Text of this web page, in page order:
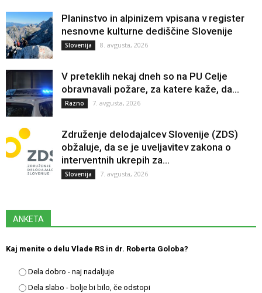
Planinstvo in alpinizem vpisana v register
nesnovne kulturne dediščine Slovenije
Slovenija 8. avgusta, 2026
V preteklih nekaj dneh so na PU Celje
obravnavali požare, za katere kaže, da...
Razno 7. avgusta, 2026
Združenje delodajalcev Slovenije (ZDS)
obžaluje, da se je uveljavitev zakona o
interventnih ukrepih za...
Slovenija 7. avgusta, 2026
ANKETA
Kaj menite o delu Vlade RS in dr. Roberta Goloba?
Dela dobro - naj nadaljuje
Dela slabo - bolje bi bilo, če odstopi